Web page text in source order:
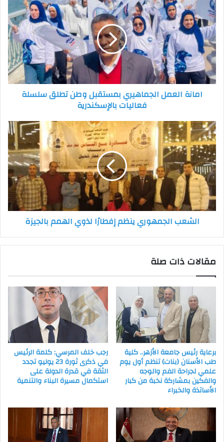
العمل
الجماهيري
بمستقبل
وطن
تطلق
سلسلة
فعاليات
بالإسكندرية
امانة العمل الجماهيري بمستقبل وطن تطلق سلسلة
فعاليات بالإسكندرية
الشعب
الجمهوري
ينظم
إفطارًا
لذوي
الهمم
بالجيزة
الشعب الجمهوري ينظم إفطارًا لذوي الهمم بالجيزة
مقالات ذات صلة
برعاية رئيس جامعة الأزهر.. كلية
طب الأسنان (بنات) تنظم أول يوم
علمي لجراحة الفم والوجه
والفكين بمشاركة نخبة من كبار
الأساتذة والخبراء
رجب خلف المرسي: كلمة الرئيس
في ذكرى ثورة 23 يوليو تجدد
الثقة في قدرة الدولة على
استكمال مسيرة البناء والتنمية